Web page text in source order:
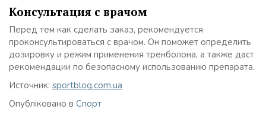
Консультация с врачом
Перед тем как сделать заказ, рекомендуется
проконсультироваться с врачом. Он поможет определить
дозировку и режим применения тренболона, а также даст
рекомендации по безопасному использованию препарата.
Источник: sportblog.com.ua
Опубліковано в Спорт